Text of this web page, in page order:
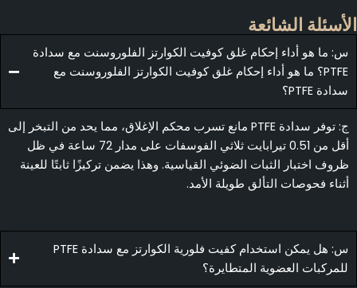
الأسئلة الشائعة
س: ما هو أداء إحكام غلق كوفيت الكوارتز الفلوروسنت مع سدادة
PTFE؟ ما هو أداء إحكام غلق كوفيت الكوارتز الفلوروسنت مع
سدادة PTFE؟
ج: توفر سدادة PTFE مانع تسرب محكم الإغلاق، مما يحد من التبخر إلى
أقل من 0.51 تيرابايت ثلاثي الفوسفات على مدار 72 ساعة في ظل
ظروف اختبار الثبات الضوئي القياسية. وهذا يضمن تركيزًا ثابتًا للعينة
أثناء فحوصات التألق طويلة الأمد.
س: هل يمكن استخدام كفيت فلورية الكوارتز مع سدادة PTFE
للمركبات العضوية المتطايرة؟